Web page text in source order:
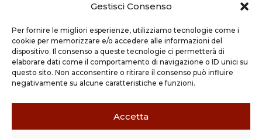
Gestisci Consenso
Per fornire le migliori esperienze, utilizziamo tecnologie come i
cookie per memorizzare e/o accedere alle informazioni del
dispositivo. Il consenso a queste tecnologie ci permetterà di
elaborare dati come il comportamento di navigazione o ID unici su
questo sito. Non acconsentire o ritirare il consenso può influire
negativamente su alcune caratteristiche e funzioni.
Accetta

Viale Europa 8
Grassobbio BG (24050)